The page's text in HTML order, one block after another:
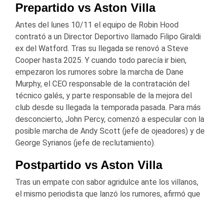
Prepartido vs Aston Villa
Antes del lunes 10/11 el equipo de Robin Hood
contrató a un Director Deportivo llamado Filipo Giraldi
ex del Watford. Tras su llegada se renovó a Steve
Cooper hasta 2025. Y cuando todo parecía ir bien,
empezaron los rumores sobre la marcha de Dane
Murphy, el CEO responsable de la contratación del
técnico galés, y parte responsable de la mejora del
club desde su llegada la temporada pasada. Para más
desconcierto, John Percy, comenzó a especular con la
posible marcha de Andy Scott (jefe de ojeadores) y de
George Syrianos (jefe de reclutamiento).
Postpartido vs Aston Villa
Tras un empate con sabor agridulce ante los villanos,
el mismo periodista que lanzó los rumores, afirmó que